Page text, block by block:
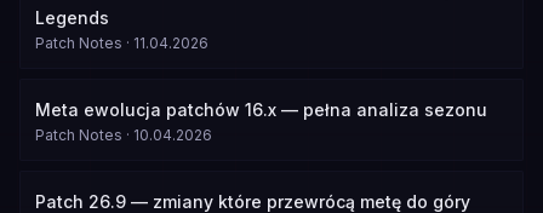
Legends
Patch Notes · 11.04.2026
Meta ewolucja patchów 16.x — pełna analiza sezonu
Patch Notes · 10.04.2026
Patch 26.9 — zmiany które przewrócą metę do góry